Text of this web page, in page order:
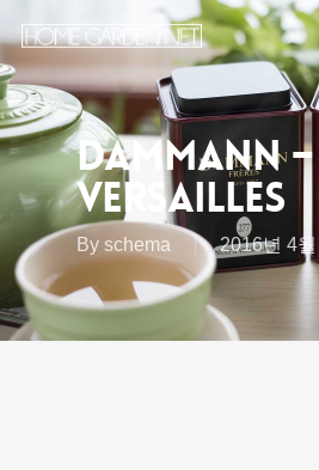
DAMMANN
VERSAILLES
By schema 2016년 4